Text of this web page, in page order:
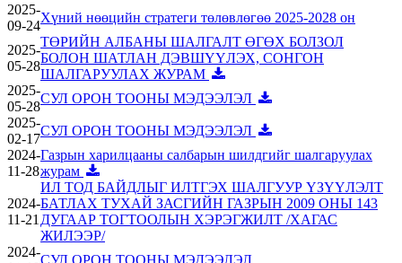
2025-
09-24
Хүний нөөцийн стратеги төлөвлөгөө 2025-2028 он
2025-
05-28
ТӨРИЙН АЛБАНЫ ШАЛГАЛТ ӨГӨХ БОЛЗОЛ
БОЛОН ШАТЛАН ДЭВШҮҮЛЭХ, СОНГОН
ШАЛГАРУУЛАХ ЖУРАМ
2025-
05-28
СУЛ ОРОН ТООНЫ МЭДЭЭЛЭЛ
2025-
02-17
СУЛ ОРОН ТООНЫ МЭДЭЭЛЭЛ
2024-
11-28
Газрын харилцааны салбарын шилдгийг шалгаруулах
журам
2024-
11-21
ИЛ ТОД БАЙДЛЫГ ИЛТГЭХ ШАЛГУУР ҮЗҮҮЛЭЛТ
БАТЛАХ ТУХАЙ ЗАСГИЙН ГАЗРЫН 2009 ОНЫ 143
ДУГААР ТОГТООЛЫН ХЭРЭГЖИЛТ /ХАГАС
ЖИЛЭЭР/
2024-
СУЛ ОРОН ТООНЫ МЭДЭЭЛЭЛ